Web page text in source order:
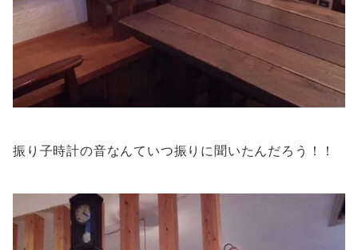
振り子時計の音なんていつ振りに聞いたんだろう！！